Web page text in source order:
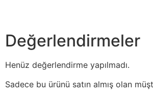
Değerlendirmeler
Henüz değerlendirme yapılmadı.
Sadece bu ürünü satın almış olan